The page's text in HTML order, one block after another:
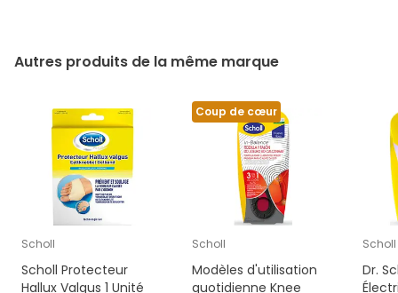
Autres produits de la même marque
Scholl
Scholl Protecteur
Hallux Valgus 1 Unité
Coup de cœur
Scholl
Modèles d'utilisation
quotidienne Knee
Scholl
Dr.